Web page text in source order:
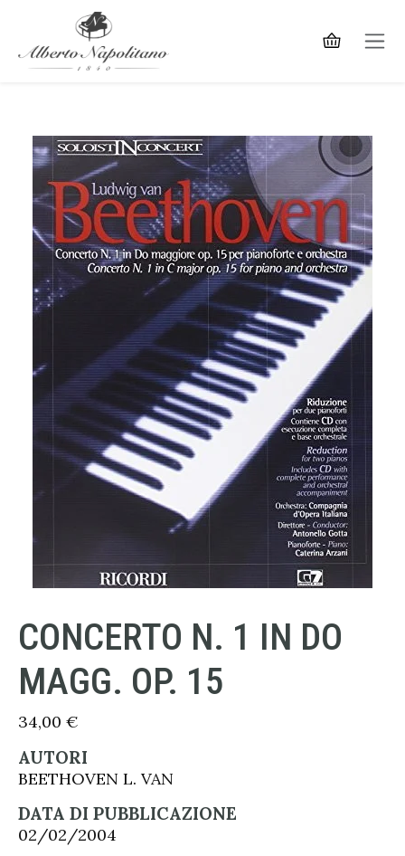
CONCERTO N. 1 IN DO
MAGG. OP. 15
34,00 €
AUTORI
BEETHOVEN L. VAN
DATA DI PUBBLICAZIONE
02/02/2004